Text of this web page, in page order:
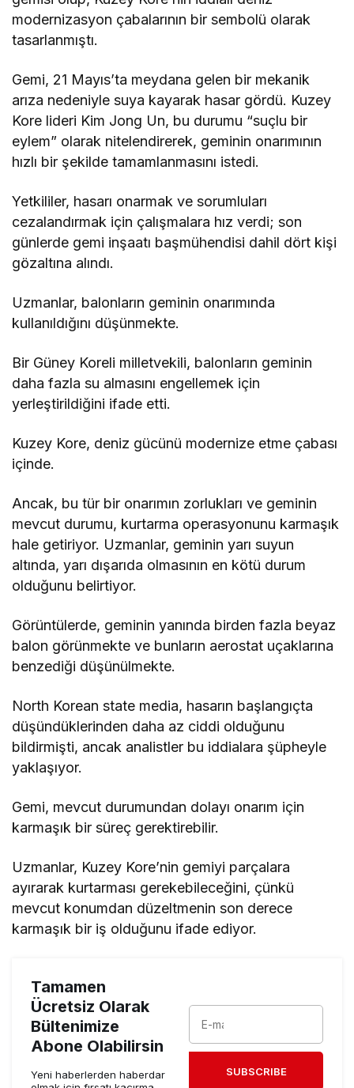
modernizasyon çabalarının bir sembolü olarak
tasarlanmıştı.
Gemi, 21 Mayıs’ta meydana gelen bir mekanik
arıza nedeniyle suya kayarak hasar gördü. Kuzey
Kore lideri Kim Jong Un, bu durumu “suçlu bir
eylem” olarak nitelendirerek, geminin onarımının
hızlı bir şekilde tamamlanmasını istedi.
Yetkililer, hasarı onarmak ve sorumluları
cezalandırmak için çalışmalara hız verdi; son
günlerde gemi inşaatı başmühendisi dahil dört kişi
gözaltına alındı.
Uzmanlar, balonların geminin onarımında
kullanıldığını düşünmekte.
Bir Güney Koreli milletvekili, balonların geminin
daha fazla su almasını engellemek için
yerleştirildiğini ifade etti.
Kuzey Kore, deniz gücünü modernize etme çabası
içinde.
Ancak, bu tür bir onarımın zorlukları ve geminin
mevcut durumu, kurtarma operasyonunu karmaşık
hale getiriyor. Uzmanlar, geminin yarı suyun
altında, yarı dışarıda olmasının en kötü durum
olduğunu belirtiyor.
Görüntülerde, geminin yanında birden fazla beyaz
balon görünmekte ve bunların aerostat uçaklarına
benzediği düşünülmekte.
North Korean state media, hasarın başlangıçta
düşündüklerinden daha az ciddi olduğunu
bildirmişti, ancak analistler bu iddialara şüpheyle
yaklaşıyor.
Gemi, mevcut durumundan dolayı onarım için
karmaşık bir süreç gerektirebilir.
Uzmanlar, Kuzey Kore’nin gemiyi parçalara
ayırarak kurtarması gerekebileceğini, çünkü
mevcut konumdan düzeltmenin son derece
karmaşık bir iş olduğunu ifade ediyor.
Tamamen
Ücretsiz Olarak
Bültenimize
Abone Olabilirsin
Yeni haberlerden haberdar
SUBSCRIBE